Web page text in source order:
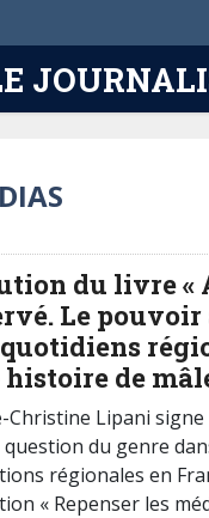
du livre «
Le pouvoir
de
Christine Lipani
du genre
régionales en
« Repenser les